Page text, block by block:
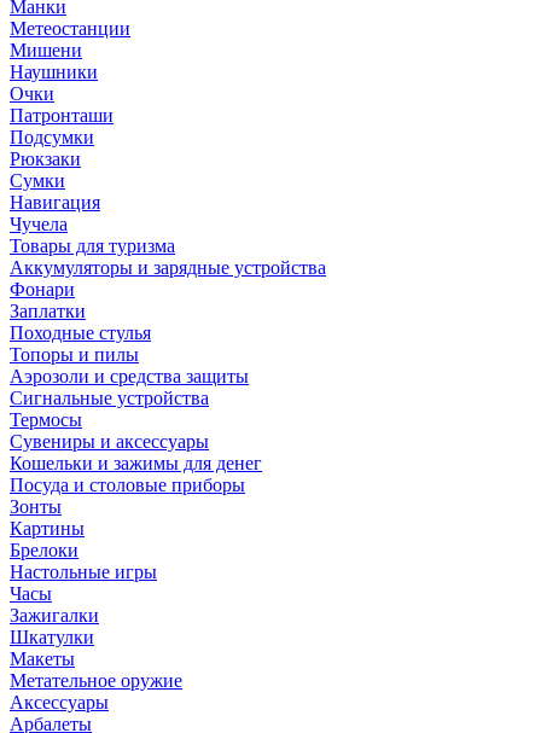
Манки
Метеостанции
Мишени
Наушники
Очки
Патронташи
Подсумки
Рюкзаки
Сумки
Навигация
Чучела
Товары для туризма
Аккумуляторы и зарядные устройства
Фонари
Заплатки
Походные стулья
Топоры и пилы
Аэрозоли и средства защиты
Сигнальные устройства
Термосы
Сувениры и аксессуары
Кошельки и зажимы для денег
Посуда и столовые приборы
Зонты
Картины
Брелоки
Настольные игры
Часы
Зажигалки
Шкатулки
Макеты
Метательное оружие
Аксессуары
Арбалеты